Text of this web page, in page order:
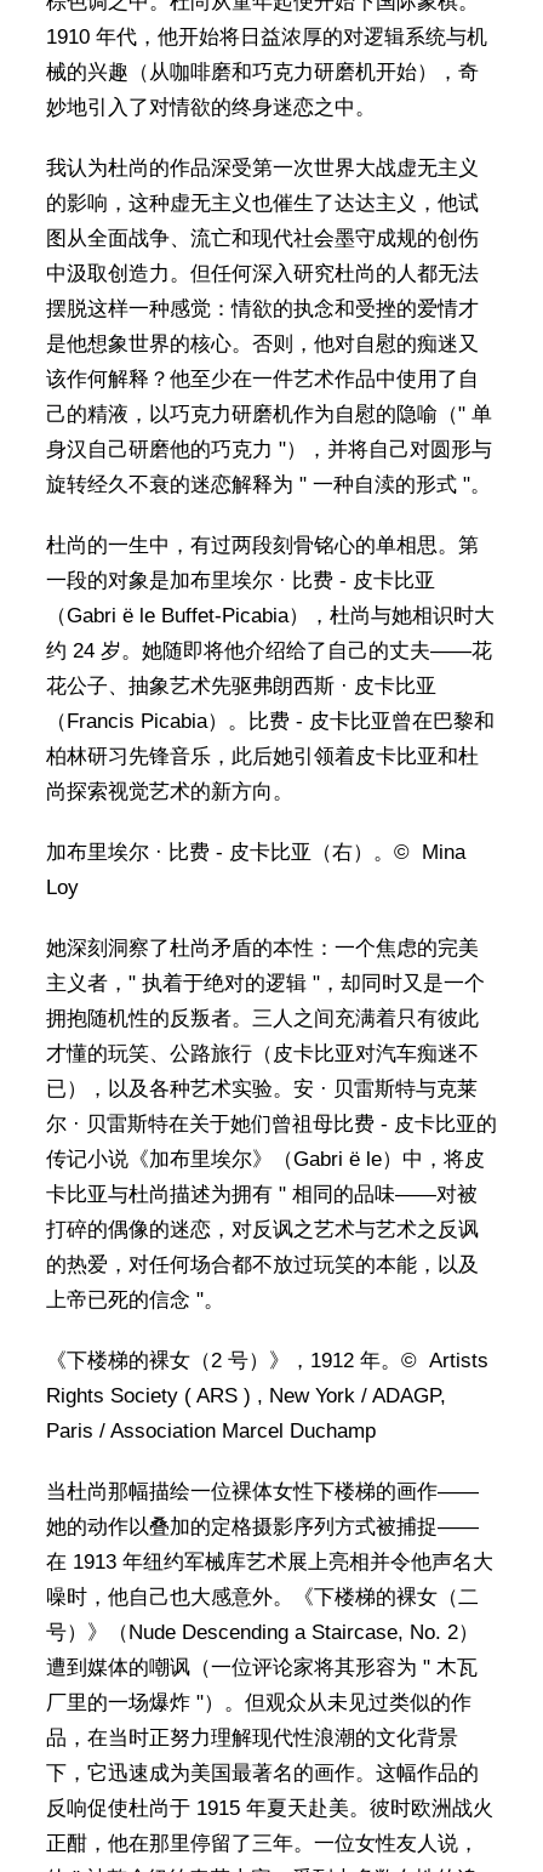
1910 年代，他开始将日益浓厚的对逻辑系统与机
械的兴趣（从咖啡磨和巧克力研磨机开始），奇
妙地引入了对情欲的终身迷恋之中。
我认为杜尚的作品深受第一次世界大战虚无主义
的影响，这种虚无主义也催生了达达主义，他试
图从全面战争、流亡和现代社会墨守成规的创伤
中汲取创造力。但任何深入研究杜尚的人都无法
摆脱这样一种感觉：情欲的执念和受挫的爱情才
是他想象世界的核心。否则，他对自慰的痴迷又
该作何解释？他至少在一件艺术作品中使用了自
己的精液，以巧克力研磨机作为自慰的隐喻（" 单
身汉自己研磨他的巧克力 "），并将自己对圆形与
旋转经久不衰的迷恋解释为 " 一种自渎的形式 "。
杜尚的一生中，有过两段刻骨铭心的单相思。第
一段的对象是加布里埃尔 · 比费 - 皮卡比亚
（Gabri ë le Buffet-Picabia），杜尚与她相识时大
约 24 岁。她随即将他介绍给了自己的丈夫——花
花公子、抽象艺术先驱弗朗西斯 · 皮卡比亚
（Francis Picabia）。比费 - 皮卡比亚曾在巴黎和
柏林研习先锋音乐，此后她引领着皮卡比亚和杜
尚探索视觉艺术的新方向。
加布里埃尔 · 比费 - 皮卡比亚（右）。© Mina
Loy
她深刻洞察了杜尚矛盾的本性：一个焦虑的完美
主义者，" 执着于绝对的逻辑 "，却同时又是一个
拥抱随机性的反叛者。三人之间充满着只有彼此
才懂的玩笑、公路旅行（皮卡比亚对汽车痴迷不
已），以及各种艺术实验。安 · 贝雷斯特与克莱
尔 · 贝雷斯特在关于她们曾祖母比费 - 皮卡比亚的
传记小说《加布里埃尔》（Gabri ë le）中，将皮
卡比亚与杜尚描述为拥有 " 相同的品味——对被
打碎的偶像的迷恋，对反讽之艺术与艺术之反讽
的热爱，对任何场合都不放过玩笑的本能，以及
上帝已死的信念 "。
《下楼梯的裸女（2 号）》，1912 年。© Artists
Rights Society ( ARS ) , New York / ADAGP,
Paris / Association Marcel Duchamp
当杜尚那幅描绘一位裸体女性下楼梯的画作——
她的动作以叠加的定格摄影序列方式被捕捉——
在 1913 年纽约军械库艺术展上亮相并令他声名大
噪时，他自己也大感意外。《下楼梯的裸女（二
号）》（Nude Descending a Staircase, No. 2）
遭到媒体的嘲讽（一位评论家将其形容为 " 木瓦
厂里的一场爆炸 "）。但观众从未见过类似的作
品，在当时正努力理解现代性浪潮的文化背景
下，它迅速成为美国最著名的画作。这幅作品的
反响促使杜尚于 1915 年夏天赴美。彼时欧洲战火
正酣，他在那里停留了三年。一位女性友人说，